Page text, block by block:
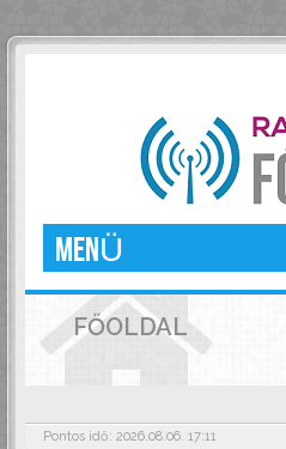
MENÜ
FŐOLDAL
Pontos idő: 2026.08.06. 17:11